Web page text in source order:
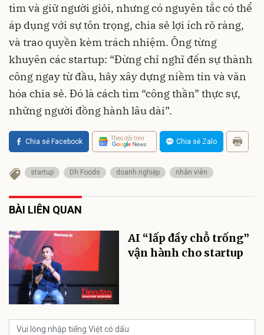
tìm và giữ người giỏi, nhưng có nguyên tắc có thể
áp dụng với sự tôn trọng, chia sẻ lợi ích rõ ràng,
và trao quyền kèm trách nhiệm. Ông từng
khuyên các startup: “Đừng chỉ nghĩ đến sự thành
công ngay từ đầu, hãy xây dựng niềm tin và văn
hóa chia sẻ. Đó là cách tìm “công thần” thực sự,
những người đồng hành lâu dài”.
Chia sẻ Facebook Theo dõi trên Chia sẻ Zalo
startup Dh Foods doanh nghiệp nhân viên
BÀI LIÊN QUAN
AI “lấp đầy chỗ trống”
vận hành cho startup